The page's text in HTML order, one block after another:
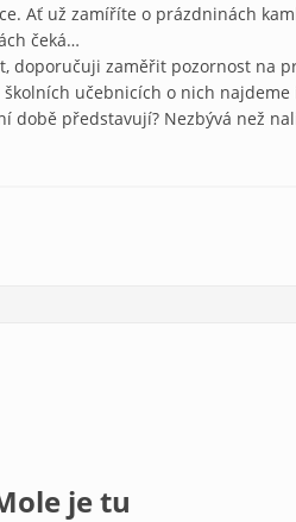
Ať už zamíříte o prázdninách
čeká…
doporučuji zaměřit pozornost
učebnicích o nich
době představují? Nezbývá než
je tu